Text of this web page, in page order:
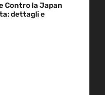
Contro la Japan
dettagli e